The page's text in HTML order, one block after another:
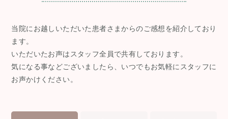
当院にお越しいただいた患者さまからのご感想を紹介しており
ます。
いただいたお声はスタッフ全員で共有しております。
気になる事などございましたら、いつでもお気軽にスタッフに
お声かけください。